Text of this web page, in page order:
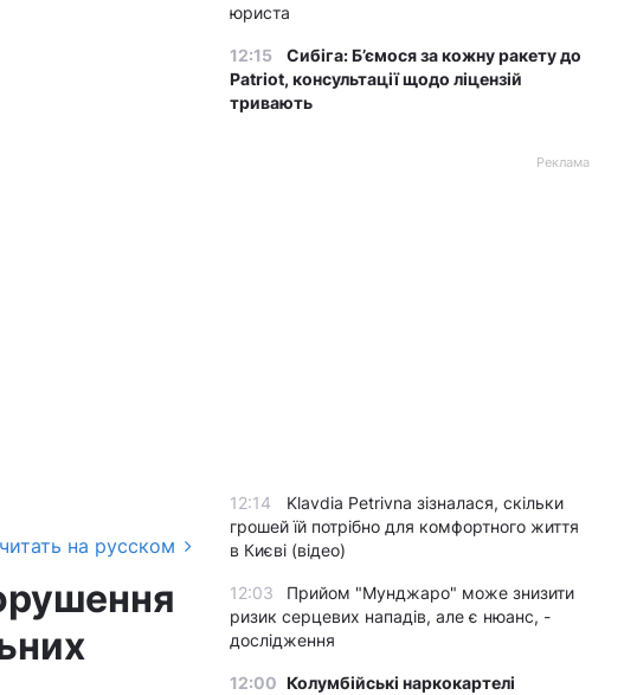
читать на русском
юриста
12:15
Сибіга: Б’ємося за кожну ракету до
Patriot, консультації щодо ліцензій
тривають
Реклама
12:14
Klavdia Petrivna зізналася, скільки
грошей їй потрібно для комфортного життя
в Києві (відео)
12:03
Прийом "Мунджаро" може знизити
ризик серцевих нападів, але є нюанс, -
дослідження
12:00 Колумбійські наркокартелі